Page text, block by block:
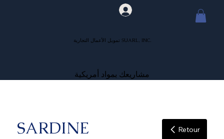
تمويل الأعمال التجارية SUARL, INC.
مشاريعك بمواد أمريكية
SARDINE Retour